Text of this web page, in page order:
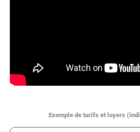
Exemple de tarifs et loyers